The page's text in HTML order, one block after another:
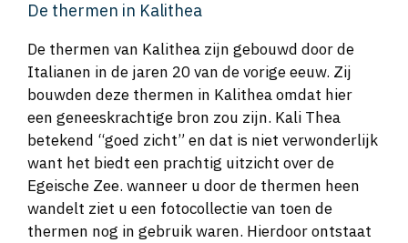
De thermen in Kalithea
De thermen van Kalithea zijn gebouwd door de
Italianen in de jaren 20 van de vorige eeuw. Zij
bouwden deze thermen in Kalithea omdat hier
een geneeskrachtige bron zou zijn. Kali Thea
betekend “goed zicht” en dat is niet verwonderlijk
want het biedt een prachtig uitzicht over de
Egeische Zee. wanneer u door de thermen heen
wandelt ziet u een fotocollectie van toen de
thermen nog in gebruik waren. Hierdoor ontstaat